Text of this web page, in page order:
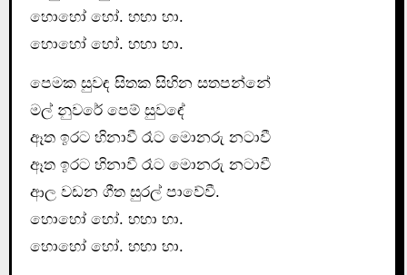
හොහෝ හෝ. හහා හා.
හොහෝ හෝ. හහා හා.
පෙමක සුවඳ සිතක සිහින සතපන්නේ
මල් නුවරේ පෙම් සුවඳේ
ඈත ඉරට හිනාවී රෑට මොනරු නටාවී
ඈත ඉරට හිනාවී රෑට මොනරු නටාවී
ආල වඩන ගීත සුරල් පාවේවී.
හොහෝ හෝ. හහා හා.
හොහෝ හෝ. හහා හා.